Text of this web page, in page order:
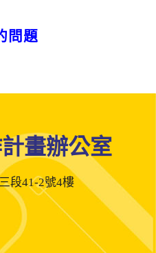
問題
畫辦公室
段41-2號4樓